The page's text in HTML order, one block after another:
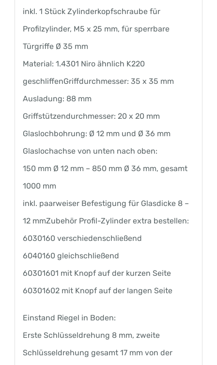
inkl. 1 Stück Zylinderkopfschraube für
Profilzylinder, M5 x 25 mm, für sperrbare
Türgriffe Ø 35 mm
Material: 1.4301 Niro ähnlich K220
geschliffenGriffdurchmesser: 35 x 35 mm
Ausladung: 88 mm
Griffstützendurchmesser: 20 x 20 mm
Glaslochbohrung: Ø 12 mm und Ø 36 mm
Glaslochachse von unten nach oben:
150 mm Ø 12 mm – 850 mm Ø 36 mm, gesamt
1000 mm
inkl. paarweiser Befestigung für Glasdicke 8 –
12 mmZubehör Profil-Zylinder extra bestellen:
6030160 verschiedenschließend
6040160 gleichschließend
60301601 mit Knopf auf der kurzen Seite
60301602 mit Knopf auf der langen Seite
Einstand Riegel in Boden:
Erste Schlüsseldrehung 8 mm, zweite
Schlüsseldrehung gesamt 17 mm von der